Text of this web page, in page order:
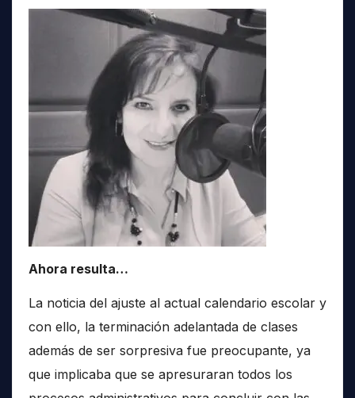
Ahora resulta…
La noticia del ajuste al actual calendario escolar y
con ello, la terminación adelantada de clases
además de ser sorpresiva fue preocupante, ya
que implicaba que se apresuraran todos los